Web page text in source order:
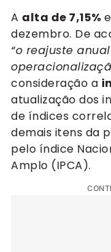
A alta de 7,15%
dezembro. De
“o reajuste
consideração a
atualização dos
de índices
demais itens da
pelo índice
Amplo (IPCA).